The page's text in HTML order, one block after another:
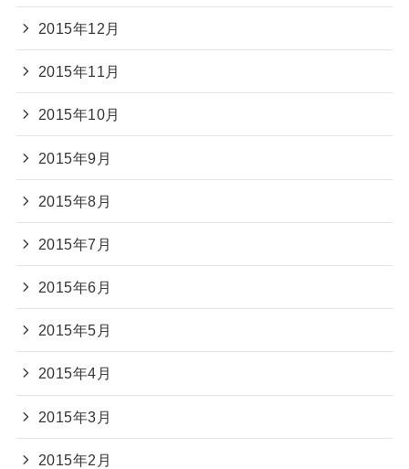
2015年12月
2015年11月
2015年10月
2015年9月
2015年8月
2015年7月
2015年6月
2015年5月
2015年4月
2015年3月
2015年2月